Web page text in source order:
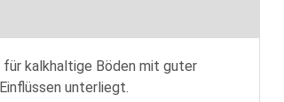
für kalkhaltige Böden mit guter
unterliegt.